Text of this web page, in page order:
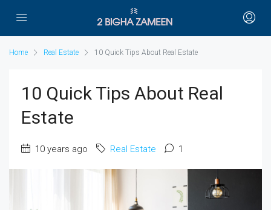
Home Real Estate 10 Quick Tips About Real Estate
10 Quick Tips About Real
Estate
10 years ago Real Estate 1